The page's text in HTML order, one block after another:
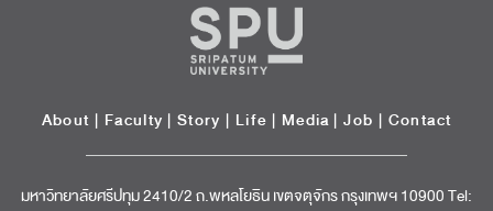
About | Faculty | Story | Life | Media |Job | Contact
มหาวิทยาลัยศรีปทุม 2410/2 ถ.พหลโยธิน เขตจตุจักร กรุงเทพฯ 10900 Tel: